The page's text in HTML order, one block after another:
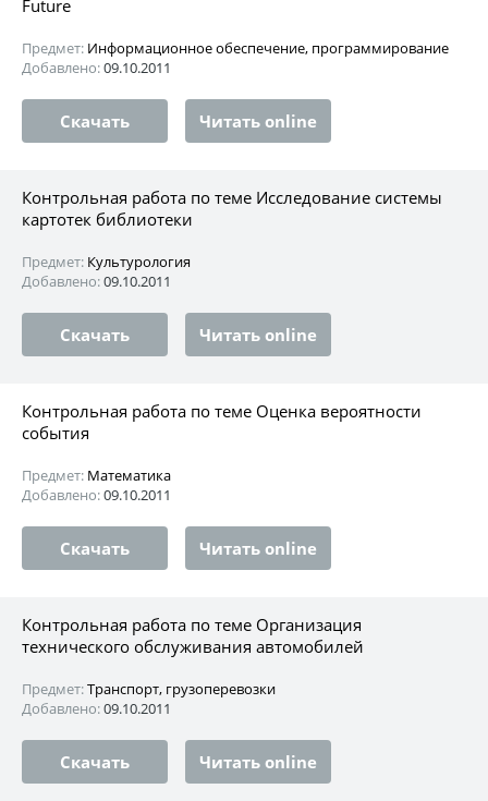
Future
Предмет: Информационное обеспечение, программирование
Добавлено:09.10.2011
Скачать Читать online
Контрольная работа по теме Исследование системы
картотек библиотеки
Предмет: Культурология
Добавлено:09.10.2011
Скачать Читать online
Контрольная работа по теме Оценка вероятности
события
Предмет: Математика
Добавлено:09.10.2011
Скачать Читать online
Контрольная работа по теме Организация
технического обслуживания автомобилей
Предмет:Транспорт, грузоперевозки
Добавлено:09.10.2011
Скачать Читать online